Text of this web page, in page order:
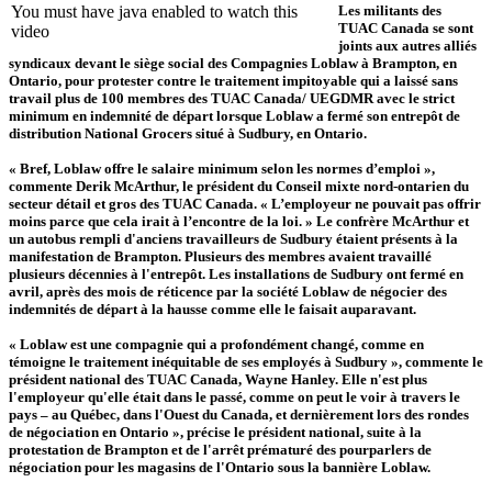
You must have java enabled to watch this
video
Les militants des
TUAC Canada se sont
joints aux autres alliés
syndicaux devant le siège social des Compagnies Loblaw à Brampton, en
Ontario, pour protester contre le traitement impitoyable qui a laissé sans
travail plus de 100 membres des TUAC Canada/ UEGDMR avec le strict
minimum en indemnité de départ lorsque Loblaw a fermé son entrepôt de
distribution National Grocers situé à Sudbury, en Ontario.
« Bref, Loblaw offre le salaire minimum selon les normes d’emploi »,
commente Derik McArthur, le président du Conseil mixte nord-ontarien du
secteur détail et gros des TUAC Canada. « L’employeur ne pouvait pas offrir
moins parce que cela irait à l’encontre de la loi. » Le confrère McArthur et
un autobus rempli d'anciens travailleurs de Sudbury étaient présents à la
manifestation de Brampton. Plusieurs des membres avaient travaillé
plusieurs décennies à l'entrepôt. Les installations de Sudbury ont fermé en
avril, après des mois de réticence par la société Loblaw de négocier des
indemnités de départ à la hausse comme elle le faisait auparavant.
« Loblaw est une compagnie qui a profondément changé, comme en
témoigne le traitement inéquitable de ses employés à Sudbury », commente le
président national des TUAC Canada, Wayne Hanley. Elle n'est plus
l'employeur qu'elle était dans le passé, comme on peut le voir à travers le
pays – au Québec, dans l'Ouest du Canada, et dernièrement lors des rondes
de négociation en Ontario », précise le président national, suite à la
protestation de Brampton et de l'arrêt prématuré des pourparlers de
négociation pour les magasins de l'Ontario sous la bannière Loblaw.